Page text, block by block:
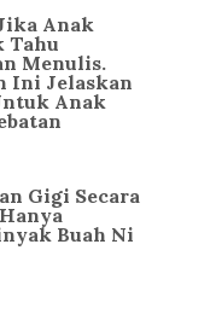
Anak
Tahu
Menulis.
Ini Jelaskan
Anak
Gigi Secara
Buah Ni